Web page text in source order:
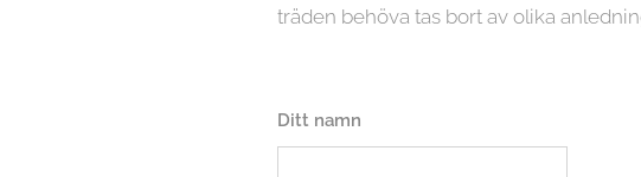
träden behöva tas bort av olika
Ditt namn